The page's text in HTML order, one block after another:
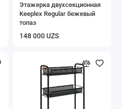
Этажерка двухсекционная
Keeplex Regular бежевый
топаз
148 000 UZS